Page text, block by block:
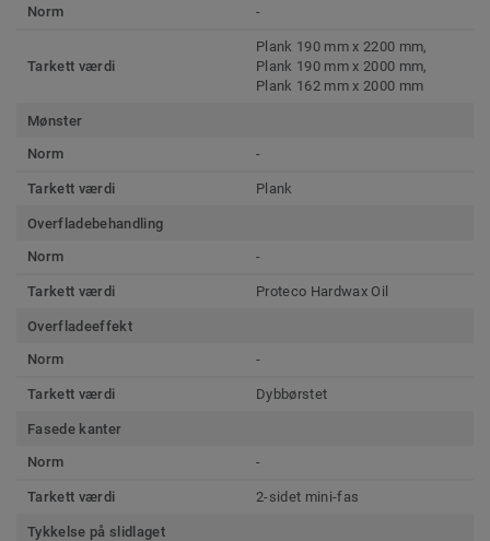
Norm
-
Tarkett værdi
Plank 190 mm x 2200 mm,
Plank 190 mm x 2000 mm,
Plank 162 mm x 2000 mm
Mønster
Norm
-
Tarkett værdi Plank
Overfladebehandling
Norm
-
Tarkett værdi Proteco Hardwax Oil
Overfladeeffekt
Norm
-
Tarkett værdi Dybbørstet
Fasede kanter
Norm
-
Tarkett værdi 2-sidet mini-fas
Tykkelse på slidlaget